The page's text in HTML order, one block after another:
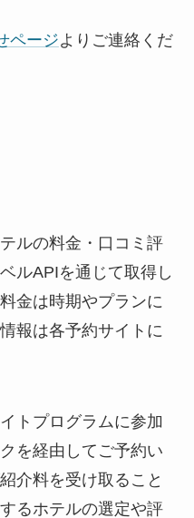
ページよりご連絡くだ
ルの料金・口コミ評
ルAPIを通じて取得し
金は時期やプランに
報は各予約サイトに
トプログラムに参加
を経由してご予約い
介料を受け取ること
るホテルの選定や評